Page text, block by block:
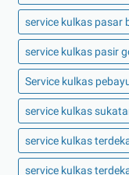
service kulkas pasar
service kulkas pasir
Service kulkas
service kulkas
service kulkas
service kulkas